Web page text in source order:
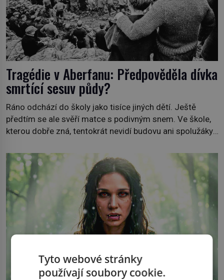
Tragédie v Aberfanu: Předpověděla dívka
smrtící sesuv půdy?
Ráno odchází do školy jako tisíce jiných dětí. Ještě
předtím se ale svěří matce s podivným snem. Ve škole,
kterou dobře zná, tentokrát nevidí budovu ani spolužáky.
později je mrtvá. Mohla devítiletá Zahlédla vlastní
osud? Dne 21. října 1966 se velšská vesnice Aberfan […]
Tyto webové stránky
používají soubory cookie.